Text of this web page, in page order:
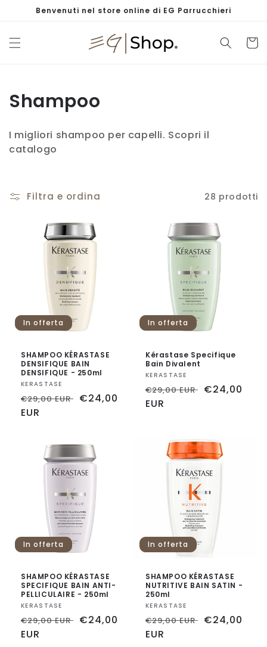
direttamente
Benvenuti nel store online di EG Parrucchieri
C
l
e
e
Shampoo
I migliori shampoo per capelli. Scopri il
catalogo
Filtra e ordina 28 prodotti
In offerta
SHAMPOO KÉRASTASE
DENSIFIQUE BAIN
DENSIFIQUE - 250ml
Fornitore:
KERASTASE
Prezzo
di
€29,00 EUR Prezzo
€24,00
EUR
In offerta
Kérastase Specifique
Bain Divalent
Fornitore:
KERASTASE
Prezzo
di
€29,00 EUR Prezzo
€24,00
EUR
In offerta
SHAMPOO KÉRASTASE
SPECIFIQUE BAIN ANTI-
PELLICULAIRE - 250ml
Fornitore:
KERASTASE
Prezzo
di
€29,00 EUR Prezzo
€24,00
EUR
In offerta
SHAMPOO KÉRASTASE
NUTRITIVE BAIN SATIN -
250ml
Fornitore:
KERASTASE
Prezzo
di
€29,00 EUR Prezzo
€24,00
EUR